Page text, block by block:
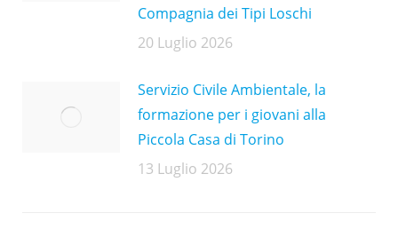
Compagnia dei Tipi Loschi
20 Luglio 2026
Servizio Civile Ambientale, la
formazione per i giovani alla
Piccola Casa di Torino
13 Luglio 2026